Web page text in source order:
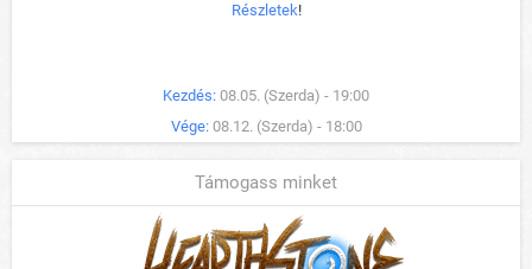
Részletek!
Kezdés: 08.05. (Szerda) - 19:00
Vége: 08.12. (Szerda) - 18:00
Támogass minket